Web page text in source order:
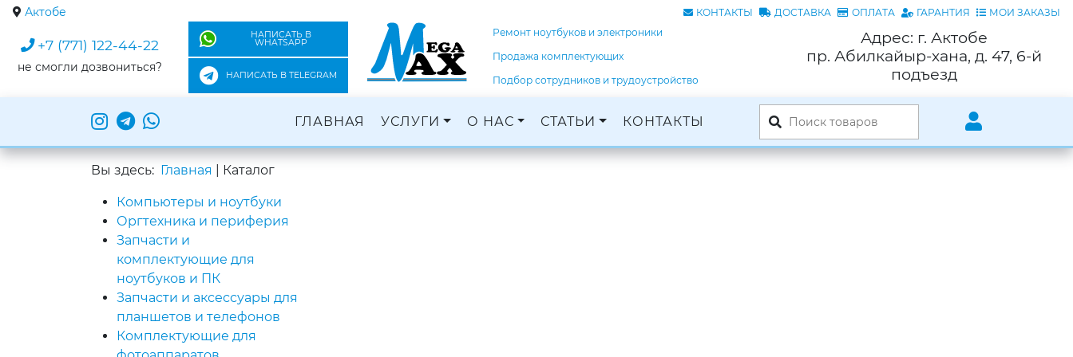
Актобе КОНТАКТЫ ДОСТАВКА ОПЛАТА ГАРАНТИЯ МОИ ЗАКАЗЫ
+7 (771) 122-44-22
не смогли дозвониться?
НАПИСАТЬ В
WHATSAPP
НАПИСАТЬ В TELEGRAM
Ремонт ноутбуков и электроники
Продажа комплектующих
Подбор сотрудников и трудоустройство
Адрес: г. Актобе
пр. Абилкайыр-хана, д. 47, 6-й
подъезд
ГЛАВНАЯ УСЛУГИ О НАС СТАТЬИ КОНТАКТЫ
Вы здесь: Главная Каталог
Компьютеры и ноутбуки
Оргтехника и периферия
Запчасти и
комплектующие для
ноутбуков и ПК
Запчасти и аксессуары для
планшетов и телефонов
Комплектующие для